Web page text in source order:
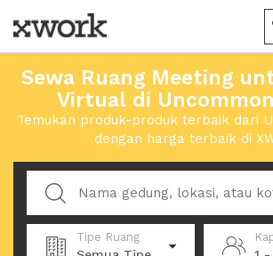
Sewa Ruang Meeting
Virtual di
Temukan produk-produk terbaik dari
dengan harga terbaik di
Tipe Ruang